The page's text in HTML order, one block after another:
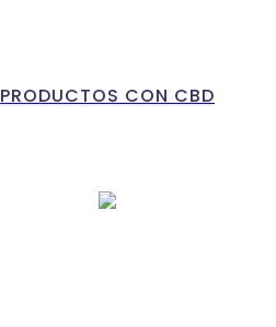
PRODUCTOS CON CBD